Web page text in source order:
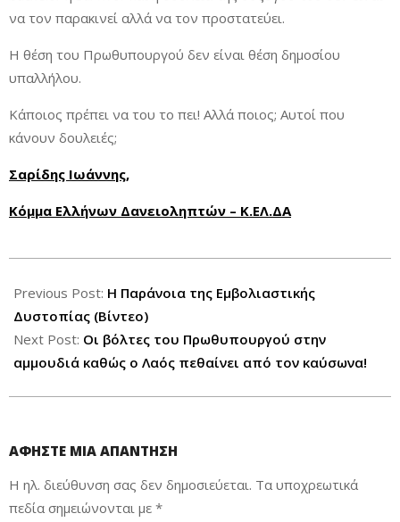
να τον παρακινεί αλλά να τον προστατεύει.
Η θέση του Πρωθυπουργού δεν είναι θέση δημοσίου
υπαλλήλου.
Κάποιος πρέπει να του το πει! Αλλά ποιος; Αυτοί που
κάνουν δουλειές;
Σαρίδης Ιωάννης,
Κόμμα Ελλήνων Δανειοληπτών – Κ.ΕΛ.ΔΑ
08-
04
Previous Post: Η Παράνοια της Εμβολιαστικής
Δυστοπίας (Βίντεο)
Next Post: Οι βόλτες του Πρωθυπουργού στην
αμμουδιά καθώς ο Λαός πεθαίνει από τον καύσωνα!
ΑΦΉΣΤΕ ΜΙΑ ΑΠΆΝΤΗΣΗ
Η ηλ. διεύθυνση σας δεν δημοσιεύεται. Τα υποχρεωτικά
πεδία σημειώνονται με *